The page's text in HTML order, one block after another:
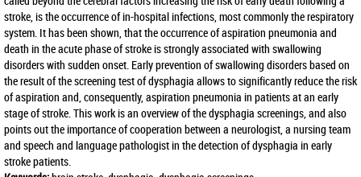
stroke, is the occurrence of in-hospital infections, most commonly the respiratory
system. It has been shown, that the occurrence of aspiration pneumonia and
death in the acute phase of stroke is strongly associated with swallowing
disorders with sudden onset. Early prevention of swallowing disorders based on
the result of the screening test of dysphagia allows to significantly reduce the risk
of aspiration and, consequently, aspiration pneumonia in patients at an early
stage of stroke. This work is an overview of the dysphagia screenings, and also
points out the importance of cooperation between a neurologist, a nursing team
and speech and language pathologist in the detection of dysphagia in early
stroke patients.